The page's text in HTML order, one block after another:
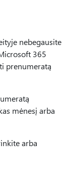
nebegausite
365
prenumeratą
mėnesį arba
arba